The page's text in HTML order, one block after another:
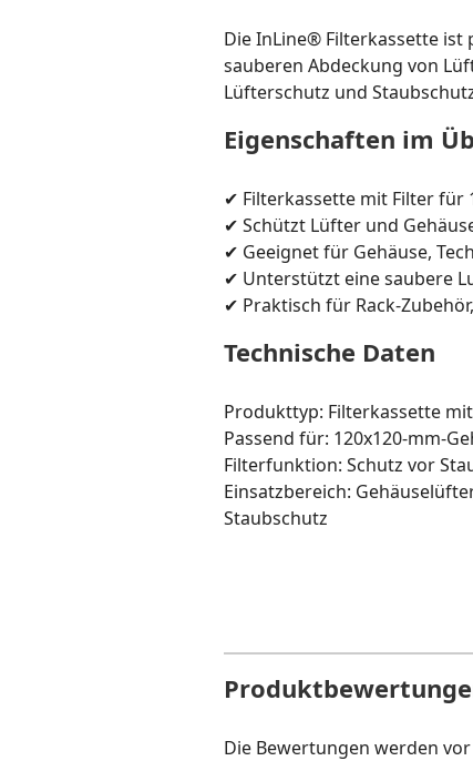
Die InLine® Filterkassette
sauberen Abdeckung von
Lüfterschutz und
Eigenschaften im
✔ Filterkassette mit Filter für
✔ Schützt Lüfter und
✔ Geeignet für Gehäuse,
✔ Unterstützt eine saubere
✔ Praktisch für Rack-
Technische Daten
Produkttyp: Filterkassette
Passend für: 120x120-mm-
Filterfunktion: Schutz vor
Einsatzbereich:
Staubschutz
Die Bewertungen werden